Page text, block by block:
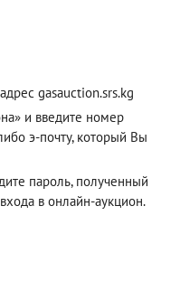
gasauction.srs.kg
и введите номер
э-почту, который Вы
пароль, полученный
в онлайн-аукцион.